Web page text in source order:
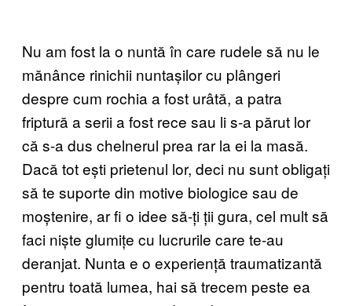
Nu am fost la o nuntă în care rudele să nu le
mănânce rinichii nuntașilor cu plângeri
despre cum rochia a fost urâtă, a patra
friptură a serii a fost rece sau li s-a părut lor
că s-a dus chelnerul prea rar la ei la masă.
Dacă tot ești prietenul lor, deci nu sunt obligați
să te suporte din motive biologice sau de
moștenire, ar fi o idee să-ți ții gura, cel mult să
faci niște glumițe cu lucrurile care te-au
deranjat. Nunta e o experiență traumatizantă
pentru toată lumea, hai să trecem peste ea